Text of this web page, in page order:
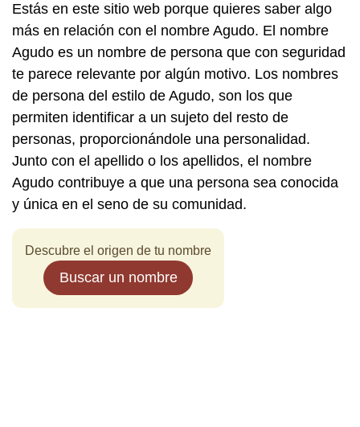
Estás en este sitio web porque quieres saber algo
más en relación con el nombre Agudo. El nombre
Agudo es un nombre de persona que con seguridad
te parece relevante por algún motivo. Los nombres
de persona del estilo de Agudo, son los que
permiten identificar a un sujeto del resto de
personas, proporcionándole una personalidad.
Junto con el apellido o los apellidos, el nombre
Agudo contribuye a que una persona sea conocida
y única en el seno de su comunidad.
Descubre el origen de tu nombre
Buscar un nombre